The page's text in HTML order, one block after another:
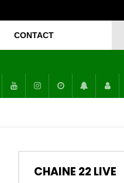
CONTACT
CHAINE 22 LIVE